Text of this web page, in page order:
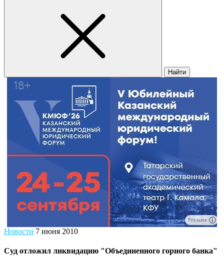
Найти
Реклама
Новости 7 июня 2010
Суд отложил ликвидацию "Объединенного горного банка"